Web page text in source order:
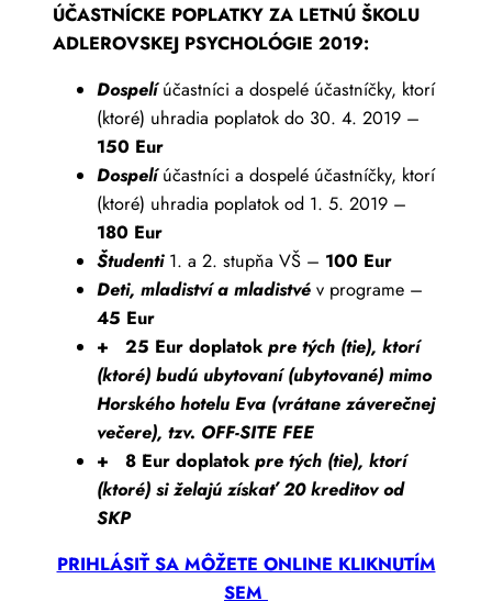
ÚČASTNÍCKE POPLATKY ZA LETNÚ ŠKOLU
ADLEROVSKEJ PSYCHOLÓGIE 2019:
Dospelíúčastníci a dospelé účastníčky, ktorí
(ktoré) uhradia poplatok do 30. 4. 2019 –
150 Eur
Dospelíúčastníci a dospelé účastníčky, ktorí
(ktoré) uhradia poplatok od 1. 5. 2019 –
180 Eur
Študenti1. a 2. stupňa VŠ – 100 Eur
Deti, mladiství a mladistvé v programe –
45 Eur
+ 25 Eur doplatok pre tých (tie), ktorí
(ktoré) budú ubytovaní (ubytované) mimo
Horského hotelu Eva (vrátane záverečnej
večere), tzv. OFF-SITE FEE
+ 8 Eur doplatok pre tých (tie), ktorí
(ktoré) si želajú získať 20 kreditov od
SKP
PRIHLÁSIŤ SA MÔŽETE ONLINE KLIKNUTÍM
SEM